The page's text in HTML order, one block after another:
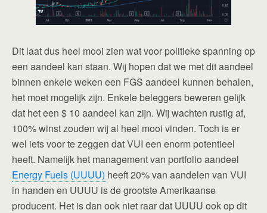
Dit laat dus heel mooi zien wat voor politieke spanning op
een aandeel kan staan. Wij hopen dat we met dit aandeel
binnen enkele weken een FGS aandeel kunnen behalen,
het moet mogelijk zijn. Enkele beleggers beweren gelijk
dat het een $ 10 aandeel kan zijn. Wij wachten rustig af,
100% winst zouden wij al heel mooi vinden. Toch is er
wel iets voor te zeggen dat VUI een enorm potentieel
heeft. Namelijk het management van portfolio aandeel
Energy Fuels (UUUU) heeft 20% van aandelen van VUI
in handen en UUUU is de grootste Amerikaanse
producent. Het is dan ook niet raar dat UUUU ook op dit